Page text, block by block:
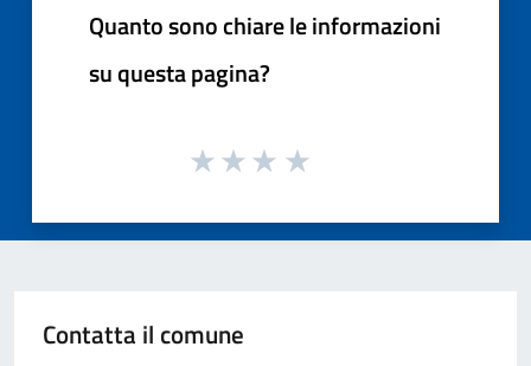
Quanto sono chiare le informazioni
su questa pagina?
Contatta il comune